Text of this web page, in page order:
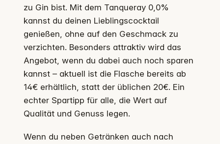
zu Gin bist. Mit dem Tanqueray 0,0%
kannst du deinen Lieblingscocktail
genießen, ohne auf den Geschmack zu
verzichten. Besonders attraktiv wird das
Angebot, wenn du dabei auch noch sparen
kannst – aktuell ist die Flasche bereits ab
14€ erhältlich, statt der üblichen 20€. Ein
echter Spartipp für alle, die Wert auf
Qualität und Genuss legen.
Wenn du neben Getränken auch nach